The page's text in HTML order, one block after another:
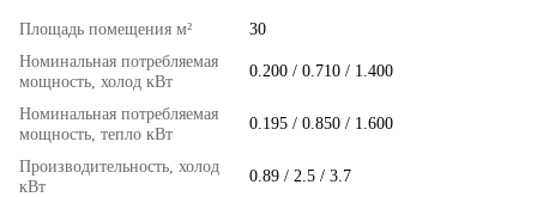
Площадь помещения м²
30
Номинальная потребляемая
мощность, холод кВт
0.200 / 0.710 / 1.400
Номинальная потребляемая
мощность, тепло кВт
0.195 / 0.850 / 1.600
Производительность, холод
кВт
0.89 / 2.5 / 3.7